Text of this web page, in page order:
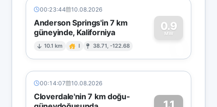
00:23:44 10.08.2026
Anderson Springs'in 7 km
güneyinde, Kaliforniya
10.1 km I 38.71, -122.68
0.9
MW
0
00:14:07 10.08.2026
Cloverdale'nin 7 km doğu-